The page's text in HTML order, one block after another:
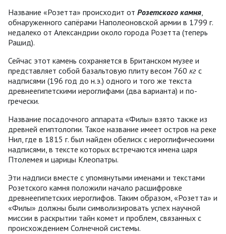
Название «Розетта» происходит от Розетского камня,
обнаруженного сапёрами Наполеоновской армии в 1799 г.
недалеко от Александрии около города Розетта (теперь
Рашид).
Сейчас этот камень сохраняется в Британском музее и
представляет собой базальтовую плиту весом 760 кг с
надписями (196 год до н.э.) одного и того же текста
древнеегипетскими иероглифами (два варианта) и по-
гречески.
Название посадочного аппарата «Филы» взято также из
древней египтологии. Такое название имеет остров на реке
Нил, где в 1815 г. был найден обелиск с иероглифическими
надписями, в тексте которых встречаются имена царя
Птолемея и царицы Клеопатры.
Эти надписи вместе с упомянутыми именами и текстами
Розетского камня положили начало расшифровке
древнеегипетских иероглифов. Таким образом, «Розетта» и
«Филы» должны были символизировать успех научной
миссии в раскрытии тайн комет и проблем, связанных с
происхождением Солнечной системы.